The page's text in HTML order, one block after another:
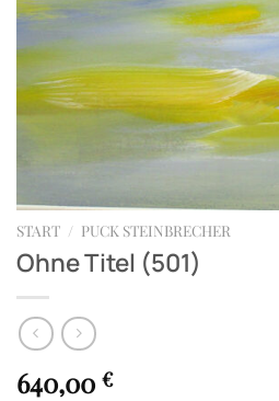
START / PUCK STEINBRECHER
Ohne Titel (501)
640,00 €